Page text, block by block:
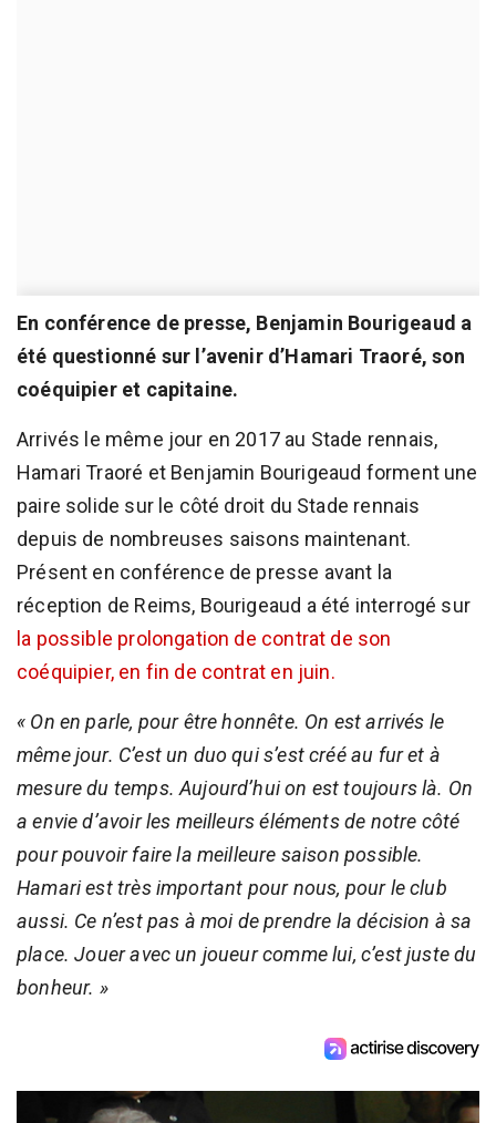
En conférence de presse, Benjamin Bourigeaud a
été questionné sur l’avenir d’Hamari Traoré, son
coéquipier et capitaine.
Arrivés le même jour en 2017 au Stade rennais,
Hamari Traoré et Benjamin Bourigeaud forment une
paire solide sur le côté droit du Stade rennais
depuis de nombreuses saisons maintenant.
Présent en conférence de presse avant la
réception de Reims, Bourigeaud a été interrogé sur
la possible prolongation de contrat de son
coéquipier, en fin de contrat en juin.
« On en parle, pour être honnête. On est arrivés le
même jour. C’est un duo qui s’est créé au fur et à
mesure du temps. Aujourd’hui on est toujours là. On
a envie d’avoir les meilleurs éléments de notre côté
pour pouvoir faire la meilleure saison possible.
Hamari est très important pour nous, pour le club
aussi. Ce n’est pas à moi de prendre la décision à sa
place. Jouer avec un joueur comme lui, c’est juste du
bonheur. »